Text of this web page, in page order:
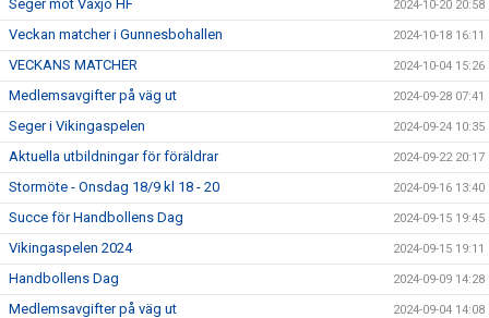
Seger mot Växjö HF 2024-10-20 20:58
Veckan matcher i Gunnesbohallen 2024-10-18 16:11
VECKANS MATCHER 2024-10-04 15:26
Medlemsavgifter på väg ut 2024-09-28 07:41
Seger i Vikingaspelen 2024-09-24 10:35
Aktuella utbildningar för föräldrar 2024-09-22 20:17
Stormöte - Onsdag 18/9 kl 18 - 20 2024-09-16 13:40
Succe för Handbollens Dag 2024-09-15 19:45
Vikingaspelen 2024 2024-09-15 19:11
Handbollens Dag 2024-09-09 14:28
Medlemsavgifter på väg ut 2024-09-04 14:08